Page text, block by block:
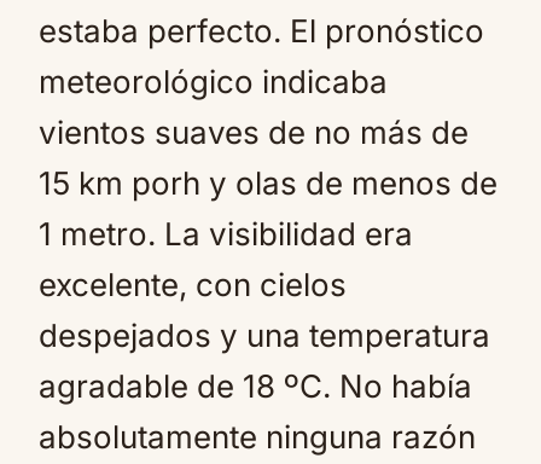
estaba perfecto. El pronóstico
meteorológico indicaba
vientos suaves de no más de
15 km porh y olas de menos de
1 metro. La visibilidad era
excelente, con cielos
despejados y una temperatura
agradable de 18 ºC. No había
absolutamente ninguna razón